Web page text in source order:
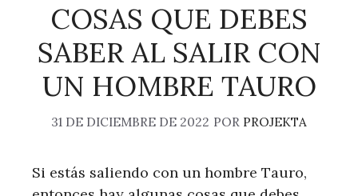
COSAS QUE DEBES
SABER AL SALIR CON
UN HOMBRE TAURO
31 DE DICIEMBRE DE 2022 POR PROJEKTA
Si estás saliendo con un hombre Tauro,